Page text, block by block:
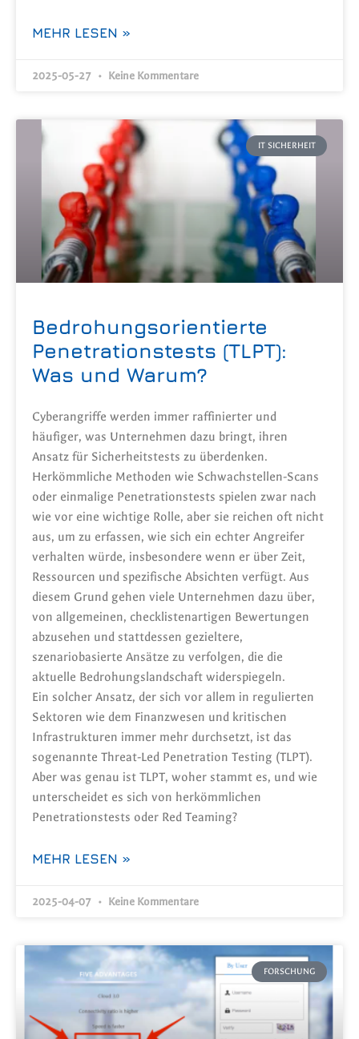
MEHR LESEN »
2025-05-27 Keine Kommentare
IT SICHERHEIT
Bedrohungsorientierte
Penetrationstests (TLPT):
Was und Warum?
Cyberangriffe werden immer raffinierter und
häufiger, was Unternehmen dazu bringt, ihren
Ansatz für Sicherheitstests zu überdenken.
Herkömmliche Methoden wie Schwachstellen-Scans
oder einmalige Penetrationstests spielen zwar nach
wie vor eine wichtige Rolle, aber sie reichen oft nicht
aus, um zu erfassen, wie sich ein echter Angreifer
verhalten würde, insbesondere wenn er über Zeit,
Ressourcen und spezifische Absichten verfügt. Aus
diesem Grund gehen viele Unternehmen dazu über,
von allgemeinen, checklistenartigen Bewertungen
abzusehen und stattdessen gezieltere,
szenariobasierte Ansätze zu verfolgen, die die
aktuelle Bedrohungslandschaft widerspiegeln.
Ein solcher Ansatz, der sich vor allem in regulierten
Sektoren wie dem Finanzwesen und kritischen
Infrastrukturen immer mehr durchsetzt, ist das
sogenannte Threat-Led Penetration Testing (TLPT).
Aber was genau ist TLPT, woher stammt es, und wie
unterscheidet es sich von herkömmlichen
Penetrationstests oder Red Teaming?
MEHR LESEN »
2025-04-07 Keine Kommentare
FORSCHUNG